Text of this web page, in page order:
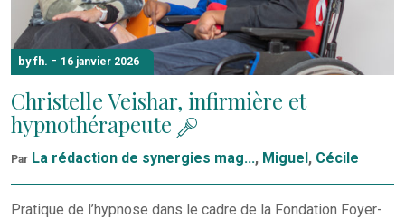
by fh. - 16 janvier 2026
Christelle Veishar, infirmière et
hypnothérapeute
Par La rédaction de synergies mag..., Miguel, Cécile
Pratique de l’hypnose dans le cadre de la Fondation Foyer-